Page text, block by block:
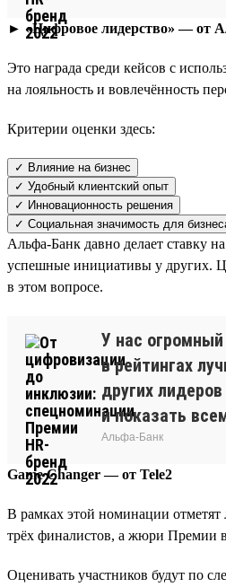
► «Цифровое лидерство» — от
Это награда среди кейсов с
на лояльность и вовлечённость
Критерии оценки здесь:
✓ Влияние на бизнес
✓ Удобный клиентский опыт
✓ Инновационность решения
✓ Социальная значимость для
Альфа-Банк давно делает ставку
успешные инициативы у других.
в этом вопросе.
У нас
в рейтингах
других
и показать
Альфа-Банк
Game Changer — от Tele2
В рамках этой номинации отметят
трёх финалистов, а жюри Премии
Оценивать участников будут по